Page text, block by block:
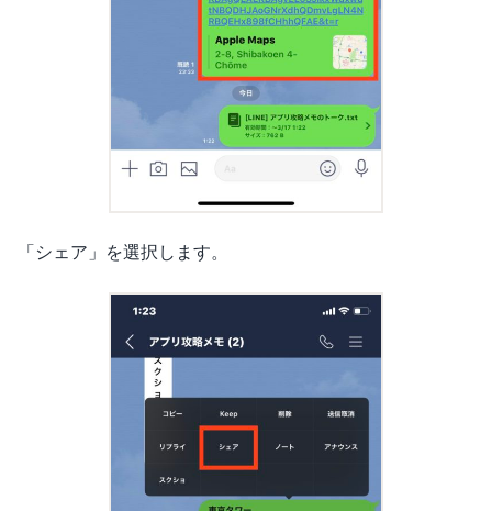
「シェア」を選択します。